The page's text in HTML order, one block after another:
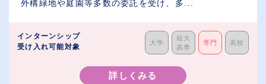
外構緑地や庭園等多数の委託を受け、多...
インターンシップ
受け入れ可能対象
大学
短大
高専
専門 高校
詳しくみる